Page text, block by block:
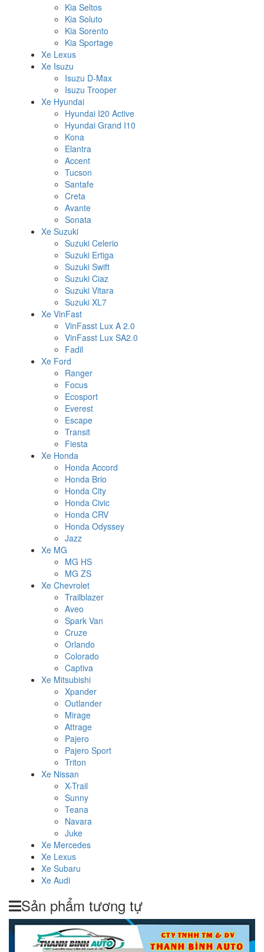
Kia Seltos
Kia Soluto
Kia Sorento
Kia Sportage
Xe Lexus
Xe Isuzu
Isuzu D-Max
Isuzu Trooper
Xe Hyundai
Hyundai I20 Active
Hyundai Grand I10
Kona
Elantra
Accent
Tucson
Santafe
Creta
Avante
Sonata
Xe Suzuki
Suzuki Celerio
Suzuki Ertiga
Suzuki Swift
Suzuki Ciaz
Suzuki Vitara
Suzuki XL7
Xe VinFast
VinFasst Lux A 2.0
VinFasst Lux SA2.0
Fadil
Xe Ford
Ranger
Focus
Ecosport
Everest
Escape
Transit
Fiesta
Xe Honda
Honda Accord
Honda Brio
Honda City
Honda Civic
Honda CRV
Honda Odyssey
Jazz
Xe MG
MG HS
MG ZS
Xe Chevrolet
Trailblazer
Aveo
Spark Van
Cruze
Orlando
Colorado
Captiva
Xe Mitsubishi
Xpander
Outlander
Mirage
Attrage
Pajero
Pajero Sport
Triton
Xe Nissan
X-Trail
Sunny
Teana
Navara
Juke
Xe Mercedes
Xe Lexus
Xe Subaru
Xe Audi
Sản phẩm tương tự